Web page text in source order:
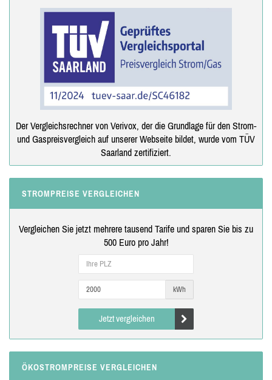
Der Vergleichsrechner von Verivox, der die Grundlage für den Strom-
und Gaspreisvergleich auf unserer Webseite bildet, wurde vom TÜV
Saarland zertifiziert.
STROMPREISE VERGLEICHEN
Vergleichen Sie jetzt mehrere tausend Tarife und sparen Sie bis zu
500 Euro pro Jahr!
kWh
Jetzt vergleichen
ÖKOSTROMPREISE VERGLEICHEN